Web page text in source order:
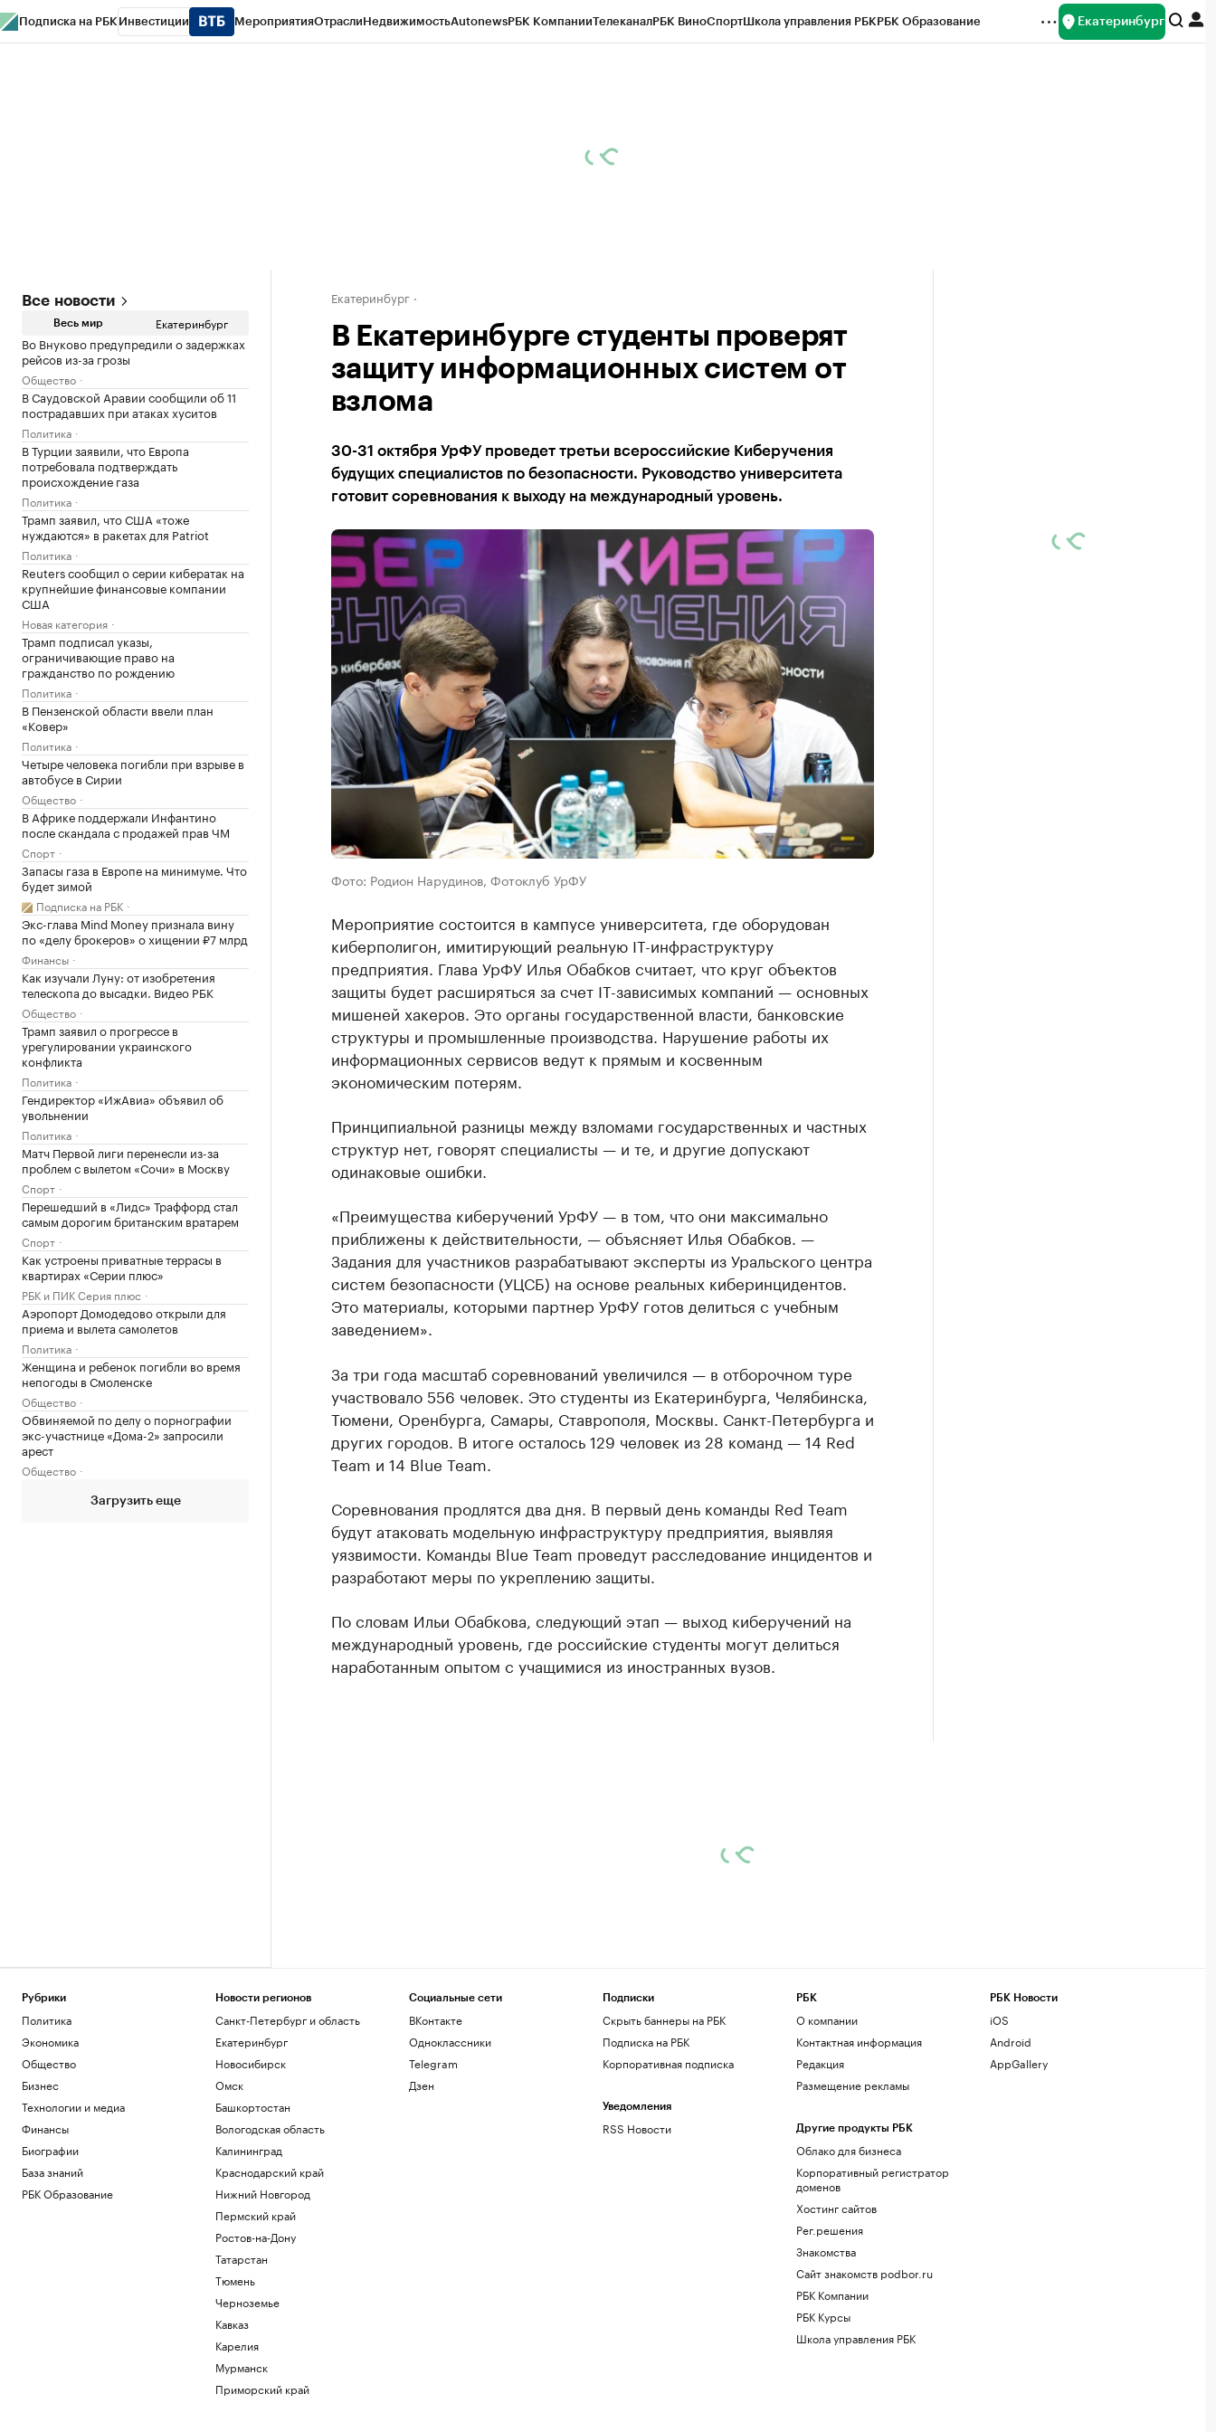
Подписка на РБК Инвестиции МероприятияОтраслиНедвижимостьAutonewsРБК КомпанииТелеканалРБК ВиноСпортШкола управления РБКРБК Образование Екатеринбург
Все новости
Весь мир Екатеринбург
Во Внуково предупредили о задержках
рейсов из-за грозы
Общество
В Саудовской Аравии сообщили об 11
пострадавших при атаках хуситов
Политика
В Турции заявили, что Европа
потребовала подтверждать
происхождение газа
Политика
Трамп заявил, что США «тоже
нуждаются» в ракетах для Patriot
Политика
Reuters сообщил о серии кибератак на
крупнейшие финансовые компании
США
Новая категория
Трамп подписал указы,
ограничивающие право на
гражданство по рождению
Политика
В Пензенской области ввели план
«Ковер»
Политика
Четыре человека погибли при взрыве в
автобусе в Сирии
Общество
В Африке поддержали Инфантино
после скандала с продажей прав ЧМ
Спорт
Запасы газа в Европе на минимуме. Что
будет зимой
Подписка на РБК
Экс-глава Mind Money признала вину
по «делу брокеров» о хищении ₽7 млрд
Финансы
Как изучали Луну: от изобретения
телескопа до высадки. Видео РБК
Общество
Трамп заявил о прогрессе в
урегулировании украинского
конфликта
Политика
Гендиректор «ИжАвиа» объявил об
увольнении
Политика
Матч Первой лиги перенесли из-за
проблем с вылетом «Сочи» в Москву
Спорт
Перешедший в «Лидс» Траффорд стал
самым дорогим британским вратарем
Спорт
Как устроены приватные террасы в
квартирах «Серии плюс»
РБК и ПИК Серия плюс
Аэропорт Домодедово открыли для
приема и вылета самолетов
Политика
Женщина и ребенок погибли во время
непогоды в Смоленске
Общество
Обвиняемой по делу о порнографии
экс-участнице «Дома-2» запросили
арест
Общество
Загрузить еще
Екатеринбург
В Екатеринбурге студенты проверят
защиту информационных систем от
взлома
30-31 октября УрФУ проведет третьи всероссийские Киберучения
будущих специалистов по безопасности. Руководство университета
готовит соревнования к выходу на международный уровень.
Фото: Родион Нарудинов, Фотоклуб УрФУ
Мероприятие состоится в кампусе университета, где оборудован
киберполигон, имитирующий реальную IT-инфраструктуру
предприятия. Глава УрФУ Илья Обабков считает, что круг объектов
защиты будет расширяться за счет IT-зависимых компаний — основных
мишеней хакеров. Это органы государственной власти, банковские
структуры и промышленные производства. Нарушение работы их
информационных сервисов ведут к прямым и косвенным
экономическим потерям.
Принципиальной разницы между взломами государственных и частных
структур нет, говорят специалисты — и те, и другие допускают
одинаковые ошибки.
«Преимущества киберучений УрФУ — в том, что они максимально
приближены к действительности, — объясняет Илья Обабков. —
Задания для участников разрабатывают эксперты из Уральского центра
систем безопасности (УЦСБ) на основе реальных киберинцидентов.
Это материалы, которыми партнер УрФУ готов делиться с учебным
заведением».
За три года масштаб соревнований увеличился — в отборочном туре
участвовало 556 человек. Это студенты из Екатеринбурга, Челябинска,
Тюмени, Оренбурга, Самары, Ставрополя, Москвы. Санкт-Петербурга и
других городов. В итоге осталось 129 человек из 28 команд — 14 Red
Team и 14 Blue Team.
Соревнования продлятся два дня. В первый день команды Red Team
будут атаковать модельную инфраструктуру предприятия, выявляя
уязвимости. Команды Blue Team проведут расследование инцидентов и
разработают меры по укреплению защиты.
По словам Ильи Обабкова, следующий этап — выход киберучений на
международный уровень, где российские студенты могут делиться
наработанным опытом с учащимися из иностранных вузов.
Рубрики
Политика
Экономика
Общество
Бизнес
Технологии и медиа
Финансы
Биографии
База знаний
РБК Образование
Новости регионов
Санкт-Петербург и область
Екатеринбург
Новосибирск
Омск
Башкортостан
Вологодская область
Калининград
Краснодарский край
Нижний Новгород
Пермский край
Ростов-на-Дону
Татарстан
Тюмень
Черноземье
Кавказ
Карелия
Мурманск
Приморский край
Социальные сети
ВКонтакте
Одноклассники
Telegram
Дзен
Подписки
Скрыть баннеры на РБК
Подписка на РБК
Корпоративная подписка
Уведомления
RSS Новости
РБК
О компании
Контактная информация
Редакция
Размещение рекламы
Другие продукты РБК
Облако для бизнеса
Корпоративный регистратор
доменов
Хостинг сайтов
Рег.решения
Знакомства
Сайт знакомств podbor.ru
РБК Компании
РБК Курсы
Школа управления РБК
РБК Новости
iOS
Android
AppGallery